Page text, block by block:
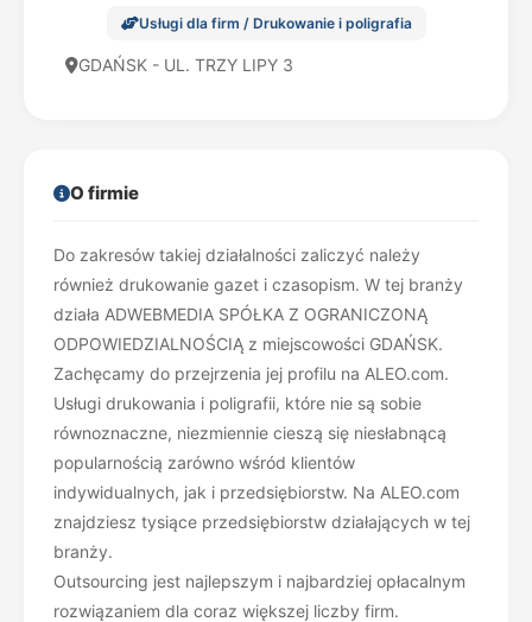
Usługi dla firm / Drukowanie i poligrafia
GDAŃSK - UL. TRZY LIPY 3
O firmie
Do zakresów takiej działalności zaliczyć należy
również drukowanie gazet i czasopism. W tej branży
działa ADWEBMEDIA SPÓŁKA Z OGRANICZONĄ
ODPOWIEDZIALNOŚCIĄ z miejscowości GDAŃSK.
Zachęcamy do przejrzenia jej profilu na ALEO.com.
Usługi drukowania i poligrafii, które nie są sobie
równoznaczne, niezmiennie cieszą się niesłabnącą
popularnością zarówno wśród klientów
indywidualnych, jak i przedsiębiorstw. Na ALEO.com
znajdziesz tysiące przedsiębiorstw działających w tej
branży.
Outsourcing jest najlepszym i najbardziej opłacalnym
rozwiązaniem dla coraz większej liczby firm.